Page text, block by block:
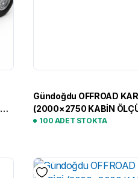
Gündoğdu OFFROAD
(2000×2750 KABİN
100 ADET STOKTA